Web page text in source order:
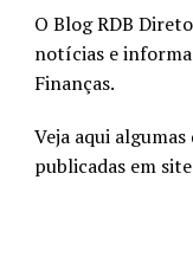
O Blog RDB
notícias e
Finanças.
Veja aqui
publicadas em